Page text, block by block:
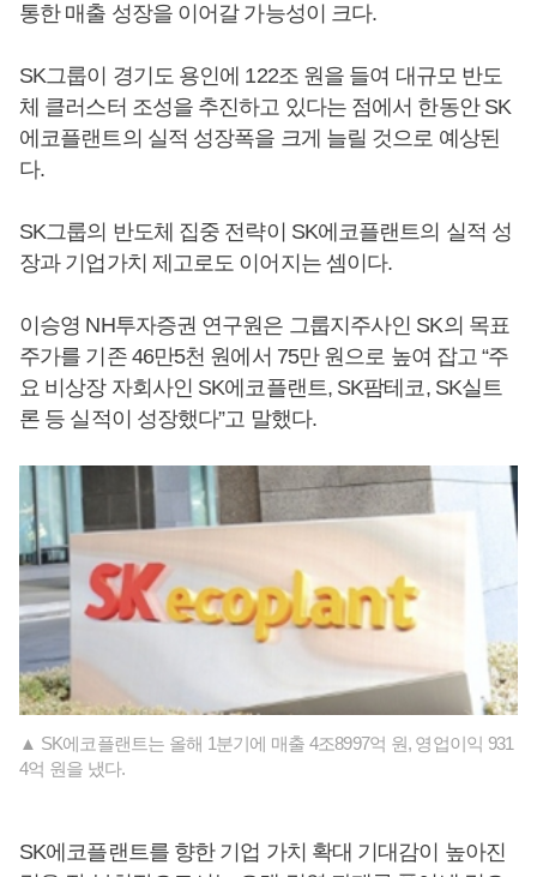
통한 매출 성장을 이어갈 가능성이 크다.
SK그룹이 경기도 용인에 122조 원을 들여 대규모 반도
체 클러스터 조성을 추진하고 있다는 점에서 한동안 SK
에코플랜트의 실적 성장폭을 크게 늘릴 것으로 예상된
다.
SK그룹의 반도체 집중 전략이 SK에코플랜트의 실적 성
장과 기업가치 제고로도 이어지는 셈이다.
이승영 NH투자증권 연구원은 그룹지주사인 SK의 목표
주가를 기존 46만5천 원에서 75만 원으로 높여 잡고 “주
요 비상장 자회사인 SK에코플랜트, SK팜테코, SK실트
론 등 실적이 성장했다”고 말했다.
▲ SK에코플랜트는 올해 1분기에 매출 4조8997억 원, 영업이익 931
4억 원을 냈다.
SK에코플랜트를 향한 기업 가치 확대 기대감이 높아진